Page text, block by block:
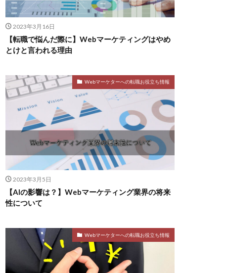
2023年3月16日
【転職で悩んだ際に】Webマーケティングはやめ
とけと言われる理由
Webマーケターへの転職お役立ち情報
2023年3月5日
【AIの影響は？】Webマーケティング業界の将来
性について
Webマーケターへの転職お役立ち情報